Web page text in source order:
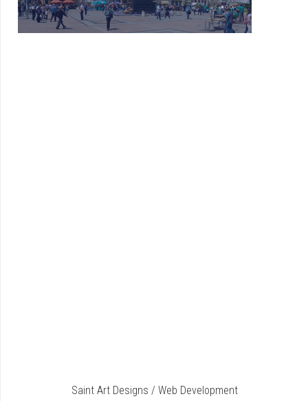
Saint Art Designs / Web Development